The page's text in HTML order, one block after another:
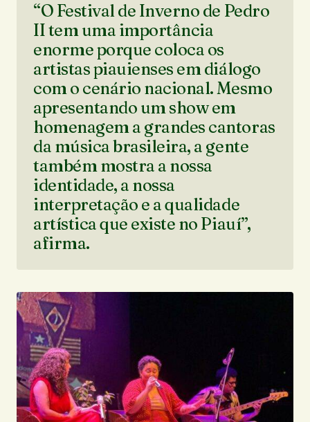
“O Festival de Inverno de Pedro
II tem uma importância
enorme porque coloca os
artistas piauienses em diálogo
com o cenário nacional. Mesmo
apresentando um show em
homenagem a grandes cantoras
da música brasileira, a gente
também mostra a nossa
identidade, a nossa
interpretação e a qualidade
artística que existe no Piauí”,
afirma.